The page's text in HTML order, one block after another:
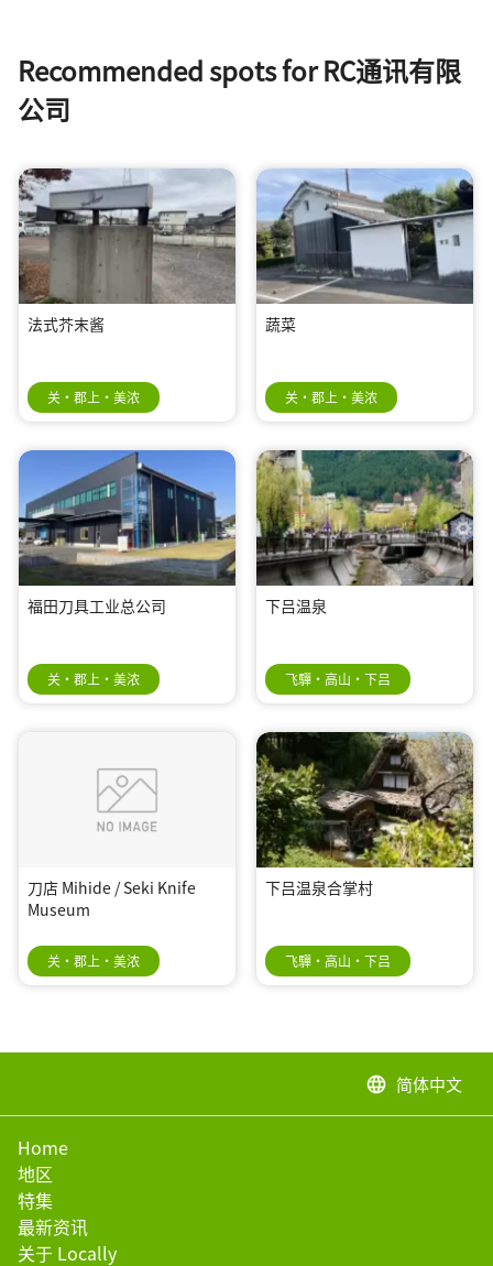
Recommended spots for RC通讯有限
公司
法式芥末酱
关・郡上・美浓
蔬菜
关・郡上・美浓
福田刀具工业总公司
关・郡上・美浓
下吕温泉
飞驒・高山・下吕
刀店 Mihide / Seki Knife
Museum
关・郡上・美浓
下吕温泉合掌村
飞驒・高山・下吕
language 简体中文
Home
地区
特集
最新资讯
关于 Locally